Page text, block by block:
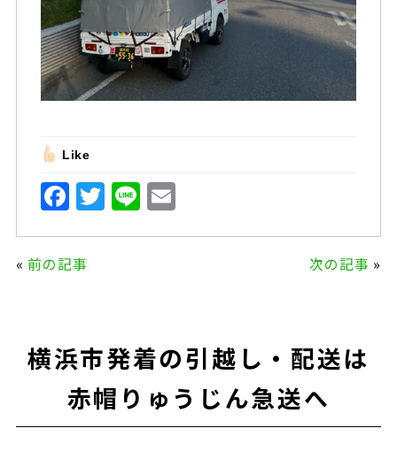
Like
F
a
c
e
o
o
k
T
w
Li
n
E
« 前の記事 次の記事 »
横浜市発着の引越し・配送は
赤帽りゅうじん急送へ